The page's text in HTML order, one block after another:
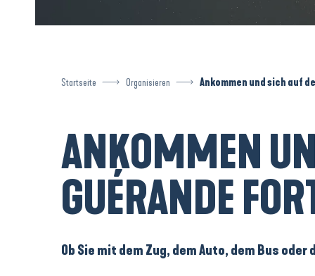
Startseite Organisieren Ankommen und sich auf
ANKOMMEN
GUÉRANDE
Ob Sie mit dem Zug, dem Auto, dem Bus